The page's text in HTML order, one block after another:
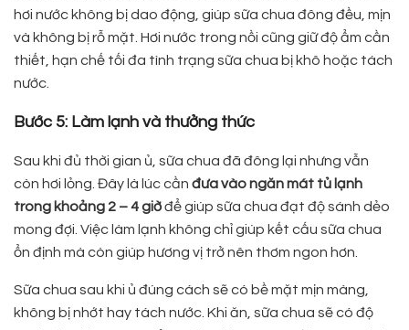
hơi nước không bị dao động, giúp sữa chua đông đều, mịn
và không bị rỗ mặt. Hơi nước trong nồi cũng giữ độ ẩm cần
thiết, hạn chế tối đa tình trạng sữa chua bị khô hoặc tách
nước.
Bước 5: Làm lạnh và thưởng thức
Sau khi đủ thời gian ủ, sữa chua đã đông lại nhưng vẫn
còn hơi lỏng. Đây là lúc cần đưa vào ngăn mát tủ lạnh
trong khoảng 2 – 4 giờđể giúp sữa chua đạt độ sánh dẻo
mong đợi. Việc làm lạnh không chỉ giúp kết cấu sữa chua
ổn định mà còn giúp hương vị trở nên thơm ngon hơn.
Sữa chua sau khi ủ đúng cách sẽ có bề mặt mịn màng,
không bị nhớt hay tách nước. Khi ăn, sữa chua sẽ có độ